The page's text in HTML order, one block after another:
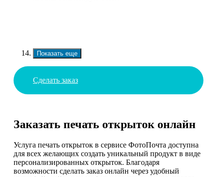
Показать еще
Сделать заказ
Заказать печать открыток онлайн
Услуга печать открыток в сервисе ФотоПочта доступна
для всех желающих создать уникальный продукт в виде
персонализированных открыток. Благодаря
возможности сделать заказ онлайн через удобный